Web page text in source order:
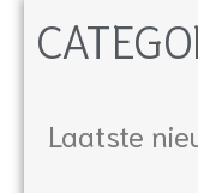
Laatste